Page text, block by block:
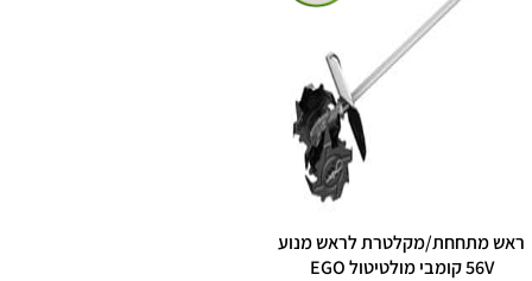
ראש מתחחת/מקלטרת לראש מנוע
56V קומבי מולטיטול EGO